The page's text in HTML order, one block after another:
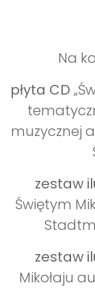
Na
płyta CD
muzycznej
zestaw
Świętym
zestaw
Mikołaju